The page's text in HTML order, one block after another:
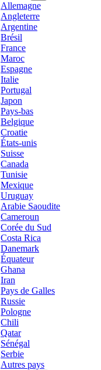
Allemagne
Angleterre
Argentine
Brésil
France
Maroc
Espagne
Italie
Portugal
Japon
Pays-bas
Belgique
Croatie
États-unis
Suisse
Canada
Tunisie
Mexique
Uruguay
Arabie Saoudite
Cameroun
Corée du Sud
Costa Rica
Danemark
Équateur
Ghana
Iran
Pays de Galles
Russie
Pologne
Chili
Qatar
Sénégal
Serbie
Autres pays